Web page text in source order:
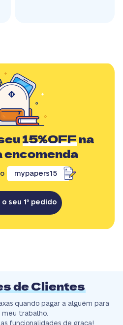
15%OFFna
mypapers15
seu 1º pedido
de Clientes
quando pagar a alguém para
meu trabalho.
funcionalidades de graça!